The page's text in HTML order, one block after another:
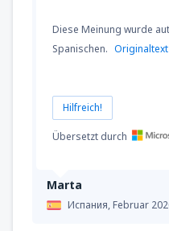
Marta
Испания,Februar
Diese Meinung wurde
Spanischen.
Hilfreich!
Übersetzt durch